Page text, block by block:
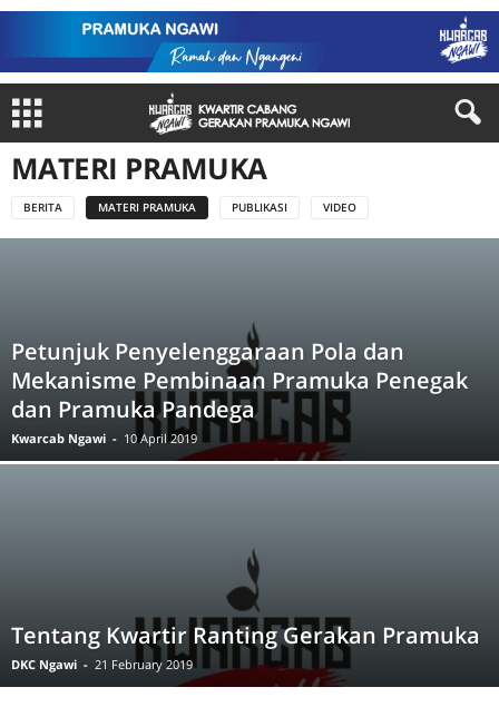
MATERI PRAMUKA
BERITA MATERI PRAMUKA PUBLIKASI VIDEO
Petunjuk Penyelenggaraan Pola dan
Mekanisme Pembinaan Pramuka Penegak
dan Pramuka Pandega
Kwarcab Ngawi - 10 April 2019
Tentang Kwartir Ranting Gerakan Pramuka
DKC Ngawi - 21 February 2019